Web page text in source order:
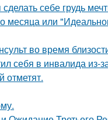
себе грудь
месяца или
во время
себя в инвалида из-
отметят.